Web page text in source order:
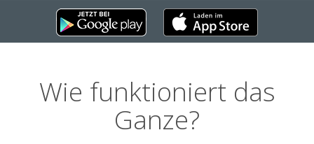
Wie funktioniert das
Ganze?